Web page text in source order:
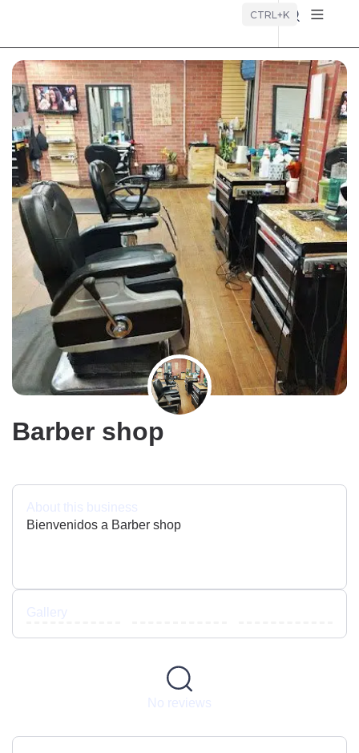
CTRL+K
Barber shop
About this business
Bienvenidos a Barber shop
Gallery
No reviews